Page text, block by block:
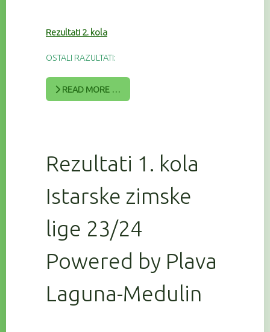
Rezultati 2. kola
OSTALI RAZULTATI:
READ MORE …
Rezultati 1. kola
Istarske zimske
lige 23/24
Powered by Plava
Laguna-Medulin